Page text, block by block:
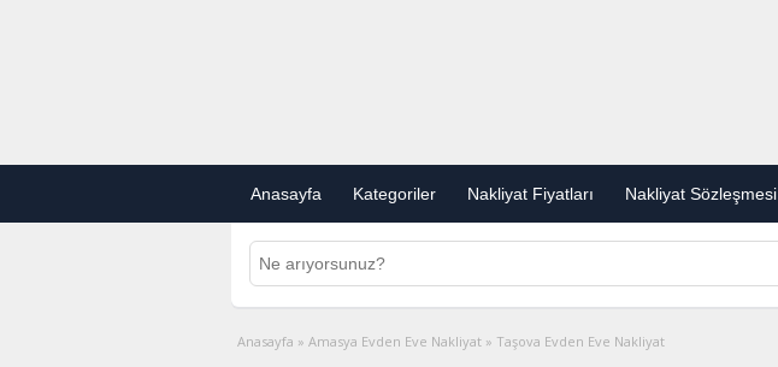
Anasayfa Kategoriler Nakliyat Fiyatları Nakliyat Sözleşmesi
Anasayfa » Amasya Evden Eve Nakliyat » Taşova Evden Eve Nakliyat